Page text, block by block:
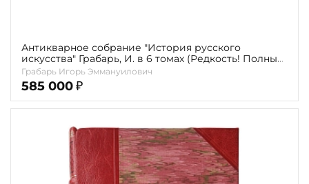
Антикварное собрание "История русского
искусства" Грабарь, И. в 6 томах (Редкость! Полный
комплект с 4-м томом! 1910- 1913)
Грабарь Игорь Эммануилович
585 000 ₽